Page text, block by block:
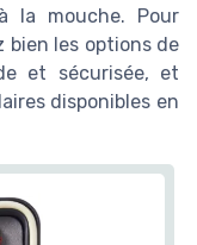
la mouche. Pour
bien les options de
et sécurisée, et
disponibles en